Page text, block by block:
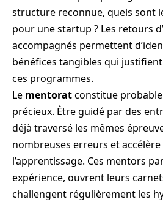
structure reconnue, quels sont
pour une startup ? Les retours
accompagnés permettent
bénéfices tangibles qui justifient
ces programmes.
Le mentoratconstitue
précieux. Être guidé par des
déjà traversé les mêmes
nombreuses erreurs et
l’apprentissage. Ces mentors
expérience, ouvrent leurs
challengent régulièrement les